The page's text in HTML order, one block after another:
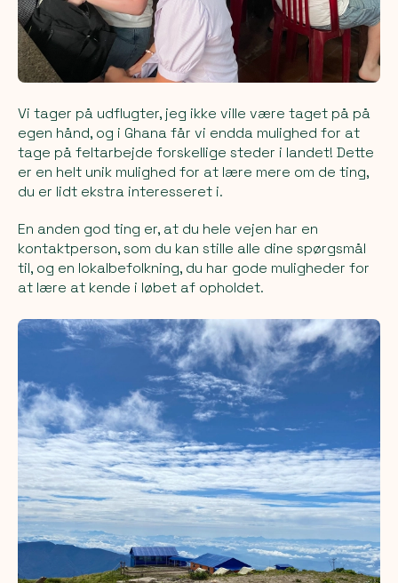
Vi tager på udflugter, jeg ikke ville være taget på på
egen hånd, og i Ghana får vi endda mulighed for at
tage på feltarbejde forskellige steder i landet! Dette
er en helt unik mulighed for at lære mere om de ting,
du er lidt ekstra interesseret i.
En anden god ting er, at du hele vejen har en
kontaktperson, som du kan stille alle dine spørgsmål
til, og en lokalbefolkning, du har gode muligheder for
at lære at kende i løbet af opholdet.